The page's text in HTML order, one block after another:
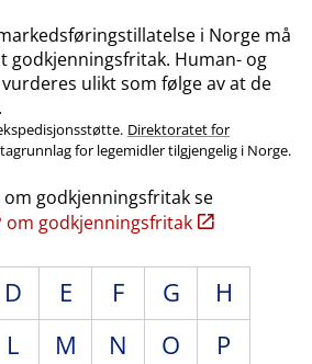
i Norge må
godkjenningsfritak. Human- og
ulikt som følge av at de
Direktoratet for
for legemidler tilgjengelig i Norge.
godkjenningsfritak se
om godkjenningsfritak
D E F G
H
L M N O
P